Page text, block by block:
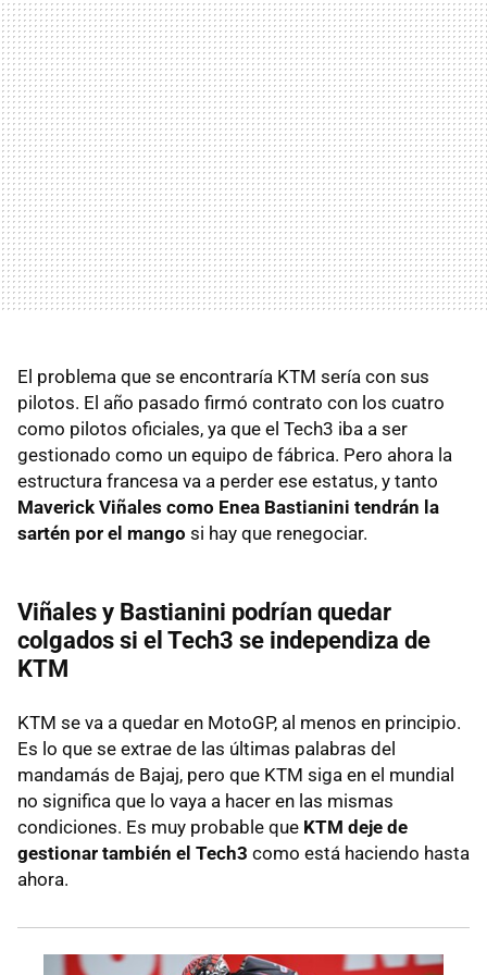
El problema que se encontraría KTM sería con sus
pilotos. El año pasado firmó contrato con los cuatro
como pilotos oficiales, ya que el Tech3 iba a ser
gestionado como un equipo de fábrica. Pero ahora la
estructura francesa va a perder ese estatus, y tanto
Maverick Viñales como Enea Bastianini tendrán la
sartén por el mango si hay que renegociar.
Viñales y Bastianini podrían quedar
colgados si el Tech3 se independiza de
KTM
KTM se va a quedar en MotoGP, al menos en principio.
Es lo que se extrae de las últimas palabras del
mandamás de Bajaj, pero que KTM siga en el mundial
no significa que lo vaya a hacer en las mismas
condiciones. Es muy probable que KTM deje de
gestionar también el Tech3 como está haciendo hasta
ahora.